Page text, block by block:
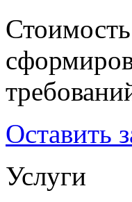
Оставить
Услуги